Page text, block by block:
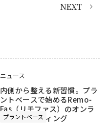
NEXT
ニュース
内側から整える新習慣。プラ
ントベースで始めるRemo-
Fas（リモファス）のオンラ
インファスティング
プラントベース